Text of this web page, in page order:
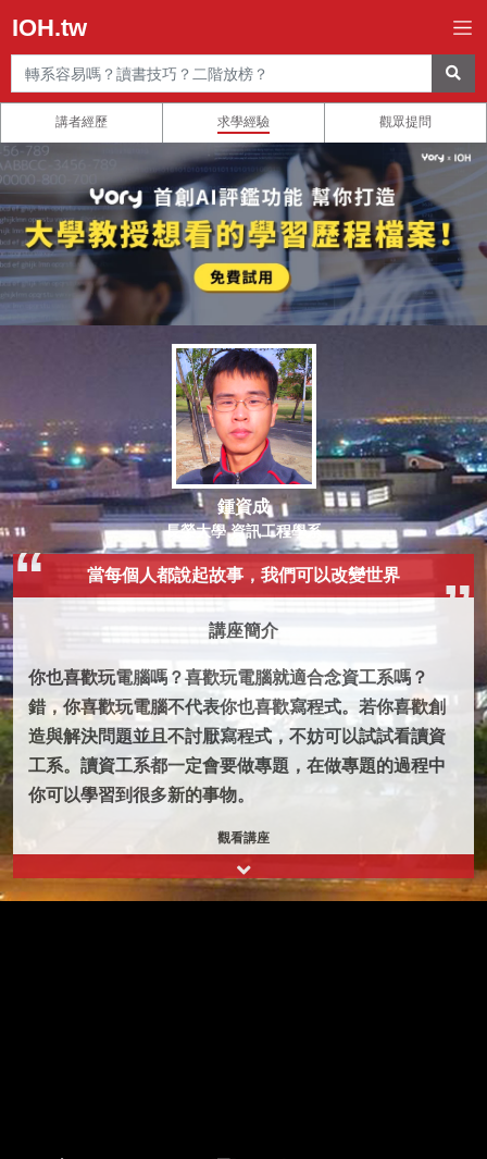
IOH.tw
講者經歷 求學經驗 觀眾提問
鍾資成
長榮大學 資訊工程學系
當每個人都說起故事，我們可以改變世界
講座簡介
你也喜歡玩電腦嗎？喜歡玩電腦就適合念資工系嗎？
錯，你喜歡玩電腦不代表你也喜歡寫程式。若你喜歡創
造與解決問題並且不討厭寫程式，不妨可以試試看讀資
工系。讀資工系都一定會要做專題，在做專題的過程中
你可以學習到很多新的事物。
觀看講座